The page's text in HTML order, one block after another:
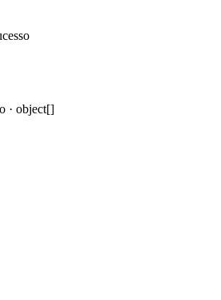
· object[]